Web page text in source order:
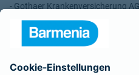
- Gothaer Krankenversicherung AG
- ROLAND Rechtsschutz-
- ROLAND Schutzbrief-
Vergütungen, die in der zu